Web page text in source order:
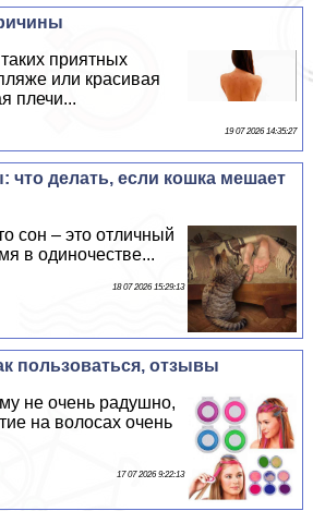
приятных
или красивая
плечи...
19 07 2026 14:35:27
делать, если кошка мешает
сон – это отличный
в одиночестве...
18 07 2026 15:29:13
пользоваться, отзывы
не очень радушно,
на волосах очень
17 07 2026 9:22:13